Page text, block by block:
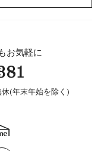
お気軽に
(年末年始を除く)